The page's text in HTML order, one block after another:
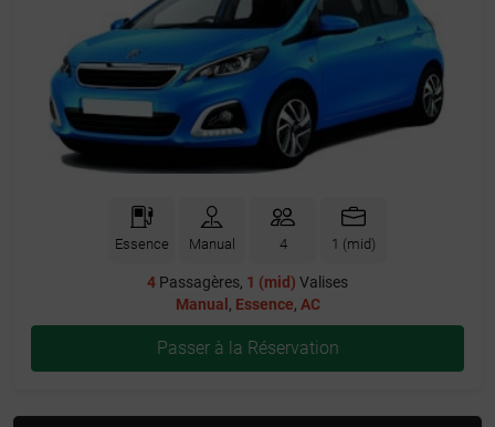
Essence Manual 4 1 (mid)
4 Passagères, 1 (mid) Valises
Manual , Essence, AC
Passer à la Réservation